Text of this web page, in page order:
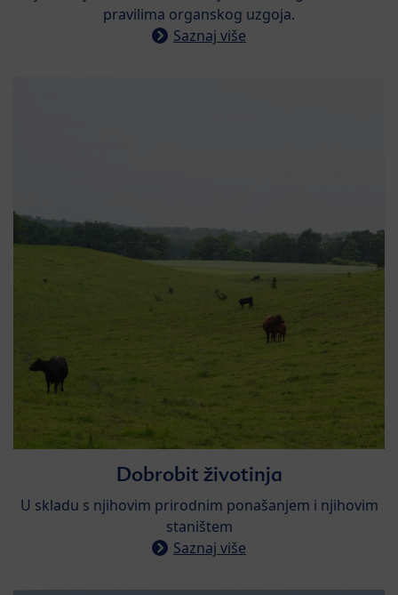
pravilima organskog uzgoja.
Saznaj više
​Dobrobit životinja
​U skladu s njihovim prirodnim ponašanjem i njihovim
staništem
Saznaj više